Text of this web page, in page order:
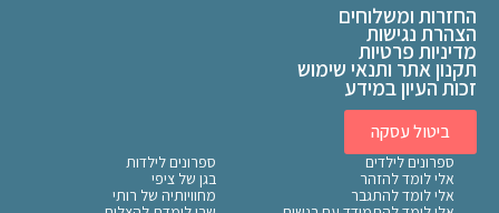
החזרות ומשלוחים
הצהרת נגישות
מדיניות פרטיות
תקנון אתר ותנאי שימוש
זכות העיון במידע
ביטול עסקה
ספרונים לילדים
אלי לומד להזהר
אלי לומד להתגבר
ספרונים לילדות
בגן של ציפי
מחוויותיה של רותי